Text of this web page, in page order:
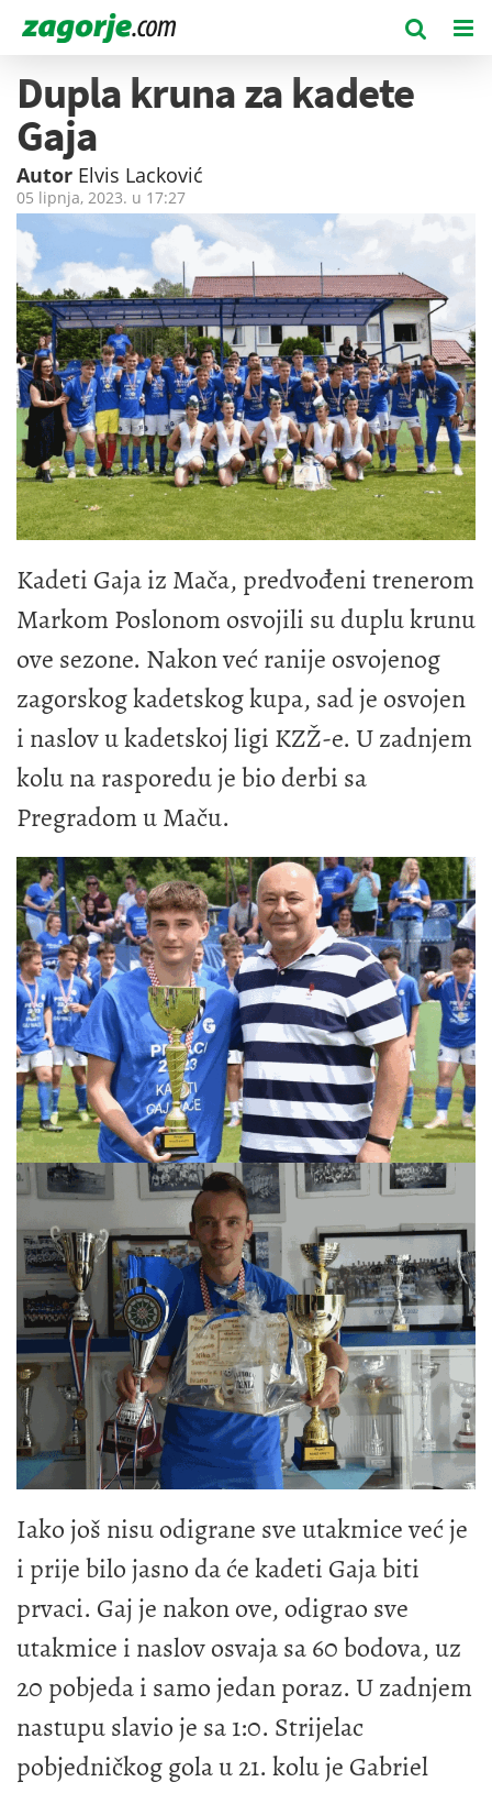
Dupla kruna za kadete
Gaja
Autor Elvis Lacković
05 lipnja, 2023. u 17:27
Kadeti Gaja iz Mača, predvođeni trenerom
Markom Poslonom osvojili su duplu krunu
ove sezone. Nakon već ranije osvojenog
zagorskog kadetskog kupa, sad je osvojen
i naslov u kadetskoj ligi KZŽ-e. U zadnjem
kolu na rasporedu je bio derbi sa
Pregradom u Maču.
Iako još nisu odigrane sve utakmice već je
i prije bilo jasno da će kadeti Gaja biti
prvaci. Gaj je nakon ove, odigrao sve
utakmice i naslov osvaja sa 60 bodova, uz
20 pobjeda i samo jedan poraz. U zadnjem
nastupu slavio je sa 1:0. Strijelac
pobjedničkog gola u 21. kolu je Gabriel